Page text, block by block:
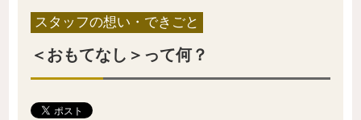
スタッフの想い・できごと
＜おもてなし＞って何？